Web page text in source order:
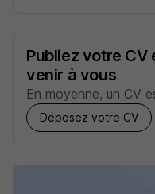
Publiez votre
venir à vous
En moyenne, un CV
Déposez votre CV